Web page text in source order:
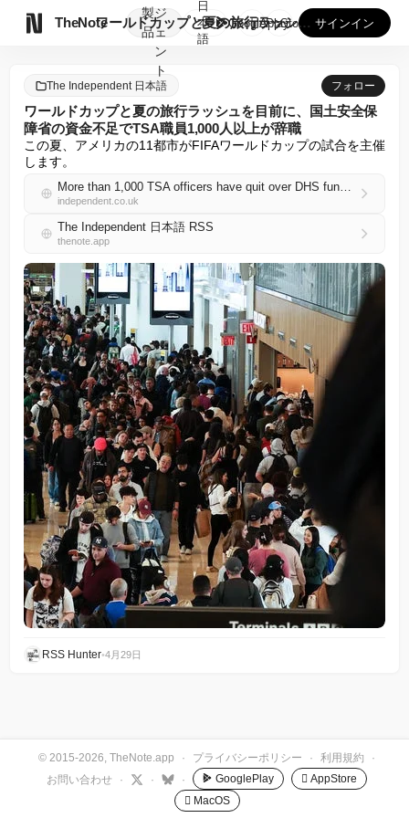
TheNote
製
品
ジ
ェ
ン
ト
ワールドカップと夏の旅行ラッシュを目前に、国土安全保障省の資...
日
本
語
GooglePlay
AppStore サインイン
The Independent 日本語 フォロー
ワールドカップと夏の旅行ラッシュを目前に、国土安全保
障省の資金不足でTSA職員1,000人以上が辞職
この夏、アメリカの11都市がFIFAワールドカップの試合を主催
します。
More than 1,000 TSA officers have quit over DHS funding lapse just in time for World Cup and summer travel crush
independent.co.uk
The Independent 日本語 RSS
thenote.app
RSS Hunter•4月29日
© 2015-2026, TheNote.app · プライバシーポリシー · 利用規約
·
お問い合わせ
· · · GooglePlay
 AppStore
 MacOS